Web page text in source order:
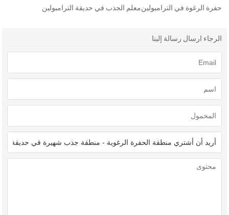
حفرة الرغوة في الترامبولينمعلم الجذب في حديقة الترامبولين
الرجاء ارسال رسالة إلينا